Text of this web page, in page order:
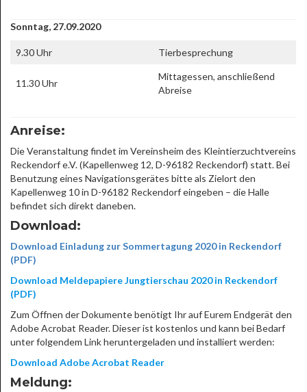
Sonntag, 27.09.2020
9.30 Uhr Tierbesprechung
11.30 Uhr
Mittagessen, anschließend
Abreise
Anreise:
Die Veranstaltung findet im Vereinsheim des Kleintierzuchtvereins
Reckendorf e.V. (Kapellenweg 12, D-96182 Reckendorf) statt. Bei
Benutzung eines Navigationsgerätes bitte als Zielort den
Kapellenweg 10 in D-96182 Reckendorf eingeben – die Halle
befindet sich direkt daneben.
Download:
Download Einladung zur Sommertagung 2020 in Reckendorf
(PDF)
Download Meldepapiere Jungtierschau 2020 in Reckendorf
(PDF)
Zum Öffnen der Dokumente benötigt Ihr auf Eurem Endgerät den
Adobe Acrobat Reader. Dieser ist kostenlos und kann bei Bedarf
unter folgendem Link heruntergeladen und installiert werden:
Download Adobe Acrobat Reader
Meldung: